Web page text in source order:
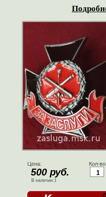
Цена:
500 руб.
В наличии:1
Кол-